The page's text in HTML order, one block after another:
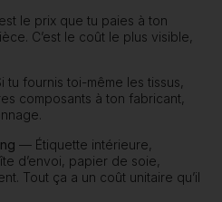
le prix que tu paies à ton
C’est le coût le plus visible,
tu fournis toi-même les tissus,
composants à ton fabricant,
— Étiquette intérieure,
d’envoi, papier de soie,
Tout ça a un coût unitaire qu’il